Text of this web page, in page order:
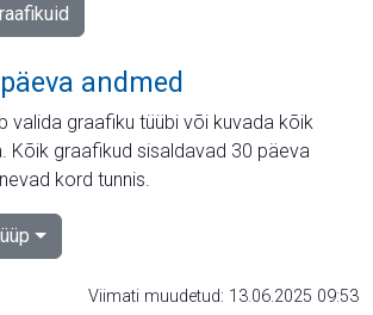
andmed
valida graafiku tüübi või kuvada kõik
Kõik graafikud sisaldavad 30 päeva
kord tunnis.
Viimati muudetud: 13.06.2025 09:53